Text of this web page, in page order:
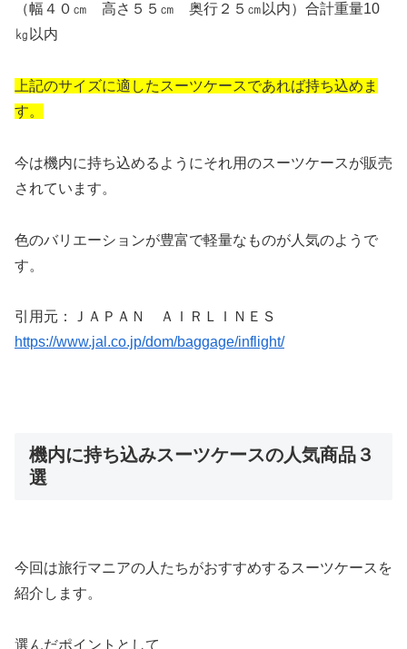
（幅４０㎝ 高さ５５㎝ 奥行２５㎝以内）合計重量10
㎏以内
上記のサイズに適したスーツケースであれば持ち込めま
す。
今は機内に持ち込めるようにそれ用のスーツケースが販売
されています。
色のバリエーションが豊富で軽量なものが人気のようで
す。
引用元：ＪＡＰＡＮ ＡＩＲＬＩＮＥＳ
https://www.jal.co.jp/dom/baggage/inflight/
機内に持ち込みスーツケースの人気商品３
選
今回は旅行マニアの人たちがおすすめするスーツケースを
紹介します。
選んだポイントとして